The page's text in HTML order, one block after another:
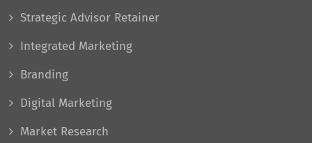
Strategic Advisor Retainer
Integrated Marketing
Branding
Digital Marketing
Market Research